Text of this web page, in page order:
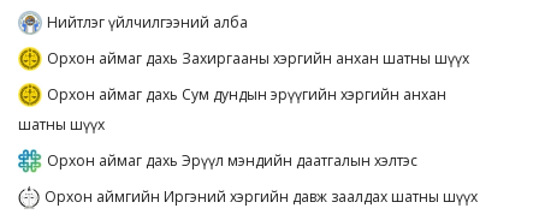
Нийтлэг үйлчилгээний алба
Орхон аймаг дахь Захиргааны хэргийн анхан шатны шүүх
Орхон аймаг дахь Сум дундын эрүүгийн хэргийн анхан
шатны шүүх
Орхон аймаг дахь Эрүүл мэндийн даатгалын хэлтэс
Орхон аймгийн Иргэний хэргийн давж заалдах шатны шүүх